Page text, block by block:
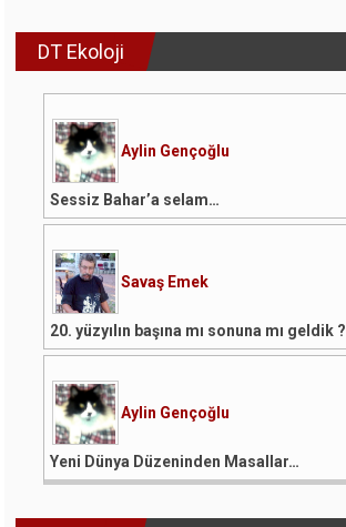
DT Ekoloji
Aylin Gençoğlu
Sessiz Bahar’a selam…
Savaş Emek
20. yüzyılın başına mı sonuna mı geldik ?
Aylin Gençoğlu
Yeni Dünya Düzeninden Masallar…